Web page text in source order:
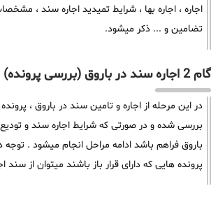
اجاره ، اجاره بها ، شرایط تمیدید اجاره سند ،
تضامین و ... ذکر میشود.
گام 2 اجاره سند در باروق (بررسی پرونده)
در این مرحله از اجاره و تامین سند در باروق ،
بررسی شده و در صورتی که شرایط اجاره سند و
باروق فراهم باشد ادامه مراحل انجام میشود . توجه
پرونده هایی که دارای قرار باز باشند میتوان از سند